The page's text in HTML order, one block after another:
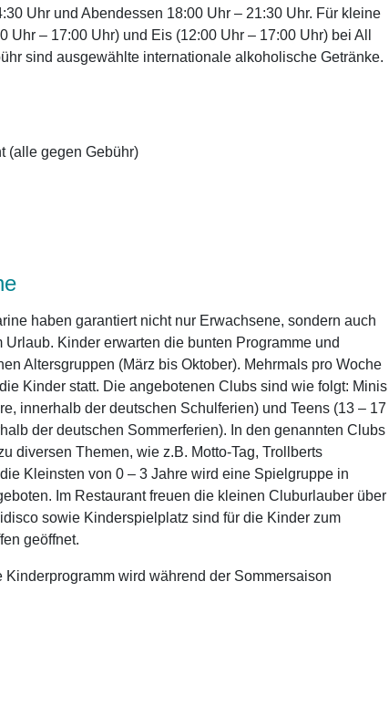
Uhr und Abendessen 18:00 Uhr – 21:30 Uhr. Für kleine
Uhr – 17:00 Uhr) und Eis (12:00 Uhr – 17:00 Uhr) bei All
sind ausgewählte internationale alkoholische Getränke.
(alle gegen Gebühr)
haben garantiert nicht nur Erwachsene, sondern auch
Kinder erwarten die bunten Programme und
Altersgruppen (März bis Oktober). Mehrmals pro Woche
Kinder statt. Die angebotenen Clubs sind wie folgt: Minis
innerhalb der deutschen Schulferien) und Teens (13 – 17
der deutschen Sommerferien). In den genannten Clubs
diversen Themen, wie z.B. Motto-Tag, Trollberts
Kleinsten von 0 – 3 Jahre wird eine Spielgruppe in
Im Restaurant freuen die kleinen Cluburlauber über
sowie Kinderspielplatz sind für die Kinder zum
geöffnet.
wird während der Sommersaison